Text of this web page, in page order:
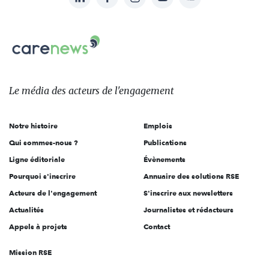
sur:
Carenews,
Le
des
l'engagement
Le média des acteurs de l'engagement
Notre histoire
Qui sommes-nous ?
Ligne éditoriale
Pourquoi s'inscrire
Acteurs de l'engagement
Actualités
Appels à projets
Emplois
Publications
Évènements
Annuaire des solutions RSE
S'inscrire aux newsletters
Journalistes et rédacteurs
Contact
Mission RSE